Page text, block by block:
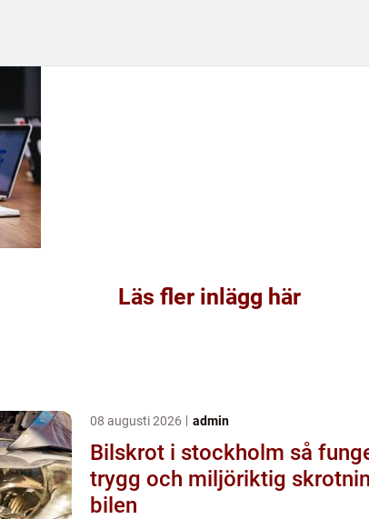
Läs fler inlägg här
08 augusti 2026 admin
Bilskrot i stockholm så fungerar
trygg och miljöriktig
bilen